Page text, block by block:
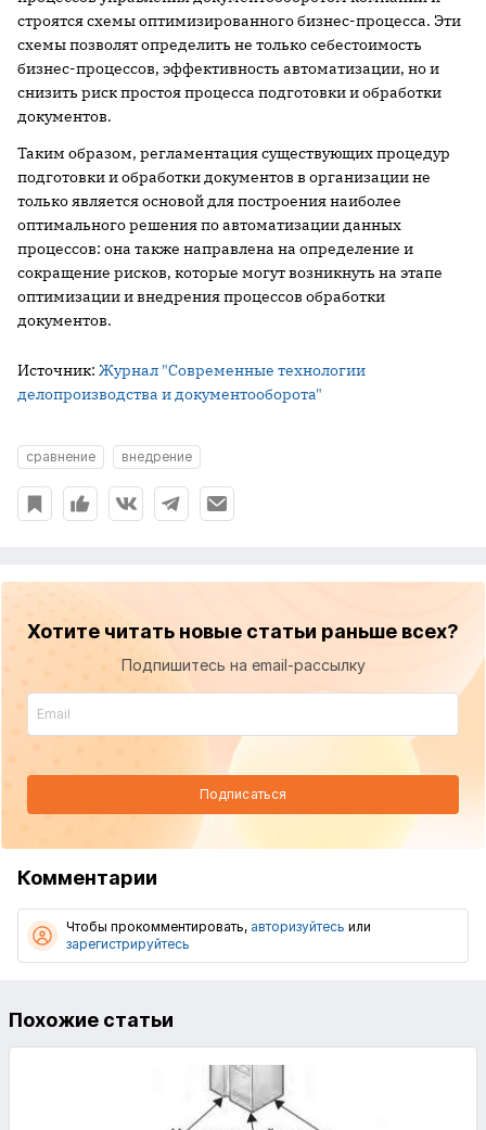
строятся схемы оптимизированного бизнес-процесса. Эти
схемы позволят определить не только себестоимость
бизнес-процессов, эффективность автоматизации, но и
снизить риск простоя процесса подготовки и обработки
документов.
Таким образом, регламентация существующих процедур
подготовки и обработки документов в организации не
только является основой для построения наиболее
оптимального решения по автоматизации данных
процессов: она также направлена на определение и
сокращение рисков, которые могут возникнуть на этапе
оптимизации и внедрения процессов обработки
документов.
Источник: Журнал "Современные технологии
делопроизводства и документооборота"
сравнение внедрение
Хотите читать новые статьи раньше всех?
Подпишитесь на email-рассылку
Подписаться
Комментарии
Чтобы прокомментировать, авторизуйтесь или
зарегистрируйтесь
Похожие статьи